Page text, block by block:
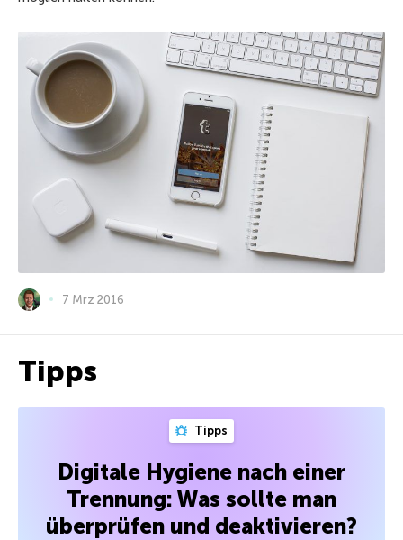
7 Mrz 2016
Tipps
Tipps
Digitale Hygiene nach einer
Trennung: Was sollte man
überprüfen und deaktivieren?